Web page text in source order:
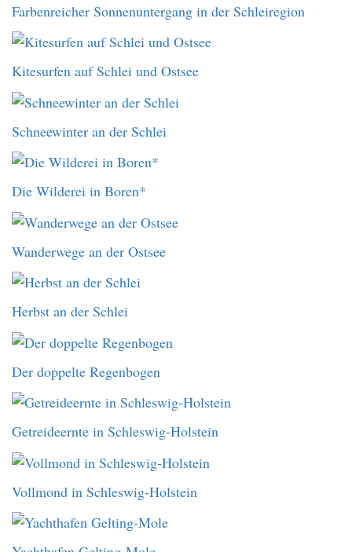
Farbenreicher Sonnenuntergang in der Schleiregion
Kitesurfen auf Schlei und Ostsee
Schneewinter an der Schlei
Die Wilderei in Boren*
Wanderwege an der Ostsee
Herbst an der Schlei
Der doppelte Regenbogen
Getreideernte in Schleswig-Holstein
Vollmond in Schleswig-Holstein